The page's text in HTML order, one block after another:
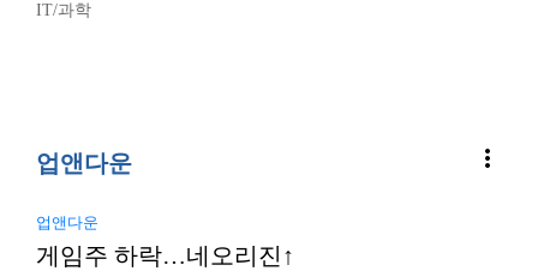
IT/과학
업앤다운 more_vert
업앤다운
게임주 하락…네오리진↑